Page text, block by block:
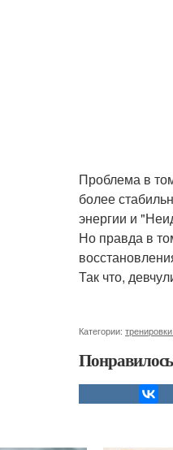
Проблема в
более
энергии и
Но правда в
Так что,
Категории: